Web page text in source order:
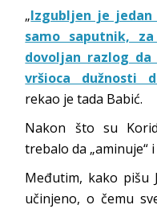
„Izgubljen je
samo saputnik,
dovoljan razlog
vršioca dužnosti
rekao je tada Babić.
Nakon što su
trebalo da „aminuje“
Međutim, kako pišu
učinjeno, o čemu